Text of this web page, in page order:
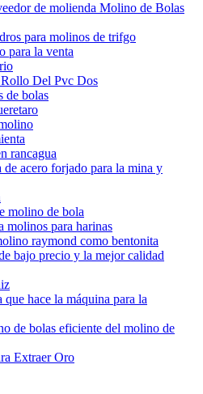
de molienda Molino de Bolas
para molinos de trifgo
para la venta
Del Pvc Dos
de bolas
rancagua
acero forjado para la mina y
molino de bola
molinos para harinas
raymond como bentonita
bajo precio y la mejor calidad
hace la máquina para la
de bolas eficiente del molino de
Extraer Oro